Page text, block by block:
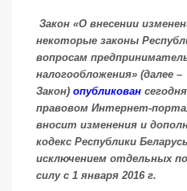
Закон «О внесении
некоторые законы
вопросам
налогообложения» (далее –
Закон) опубликован
правовом Интернет-
вносит изменения и
кодекс Республики
исключением отдельных
силу с 1 января 2016 г.